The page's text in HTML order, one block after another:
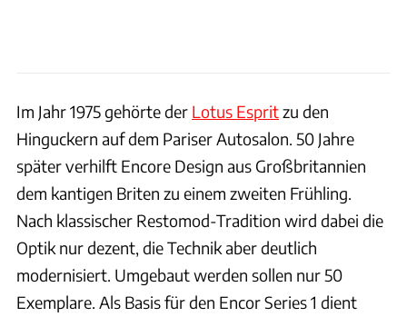
Im Jahr 1975 gehörte der Lotus Espritzu den
Hinguckern auf dem Pariser Autosalon. 50 Jahre
später verhilft Encore Design aus Großbritannien
dem kantigen Briten zu einem zweiten Frühling.
Nach klassischer Restomod-Tradition wird dabei die
Optik nur dezent, die Technik aber deutlich
modernisiert. Umgebaut werden sollen nur 50
Exemplare. Als Basis für den Encor Series 1 dient